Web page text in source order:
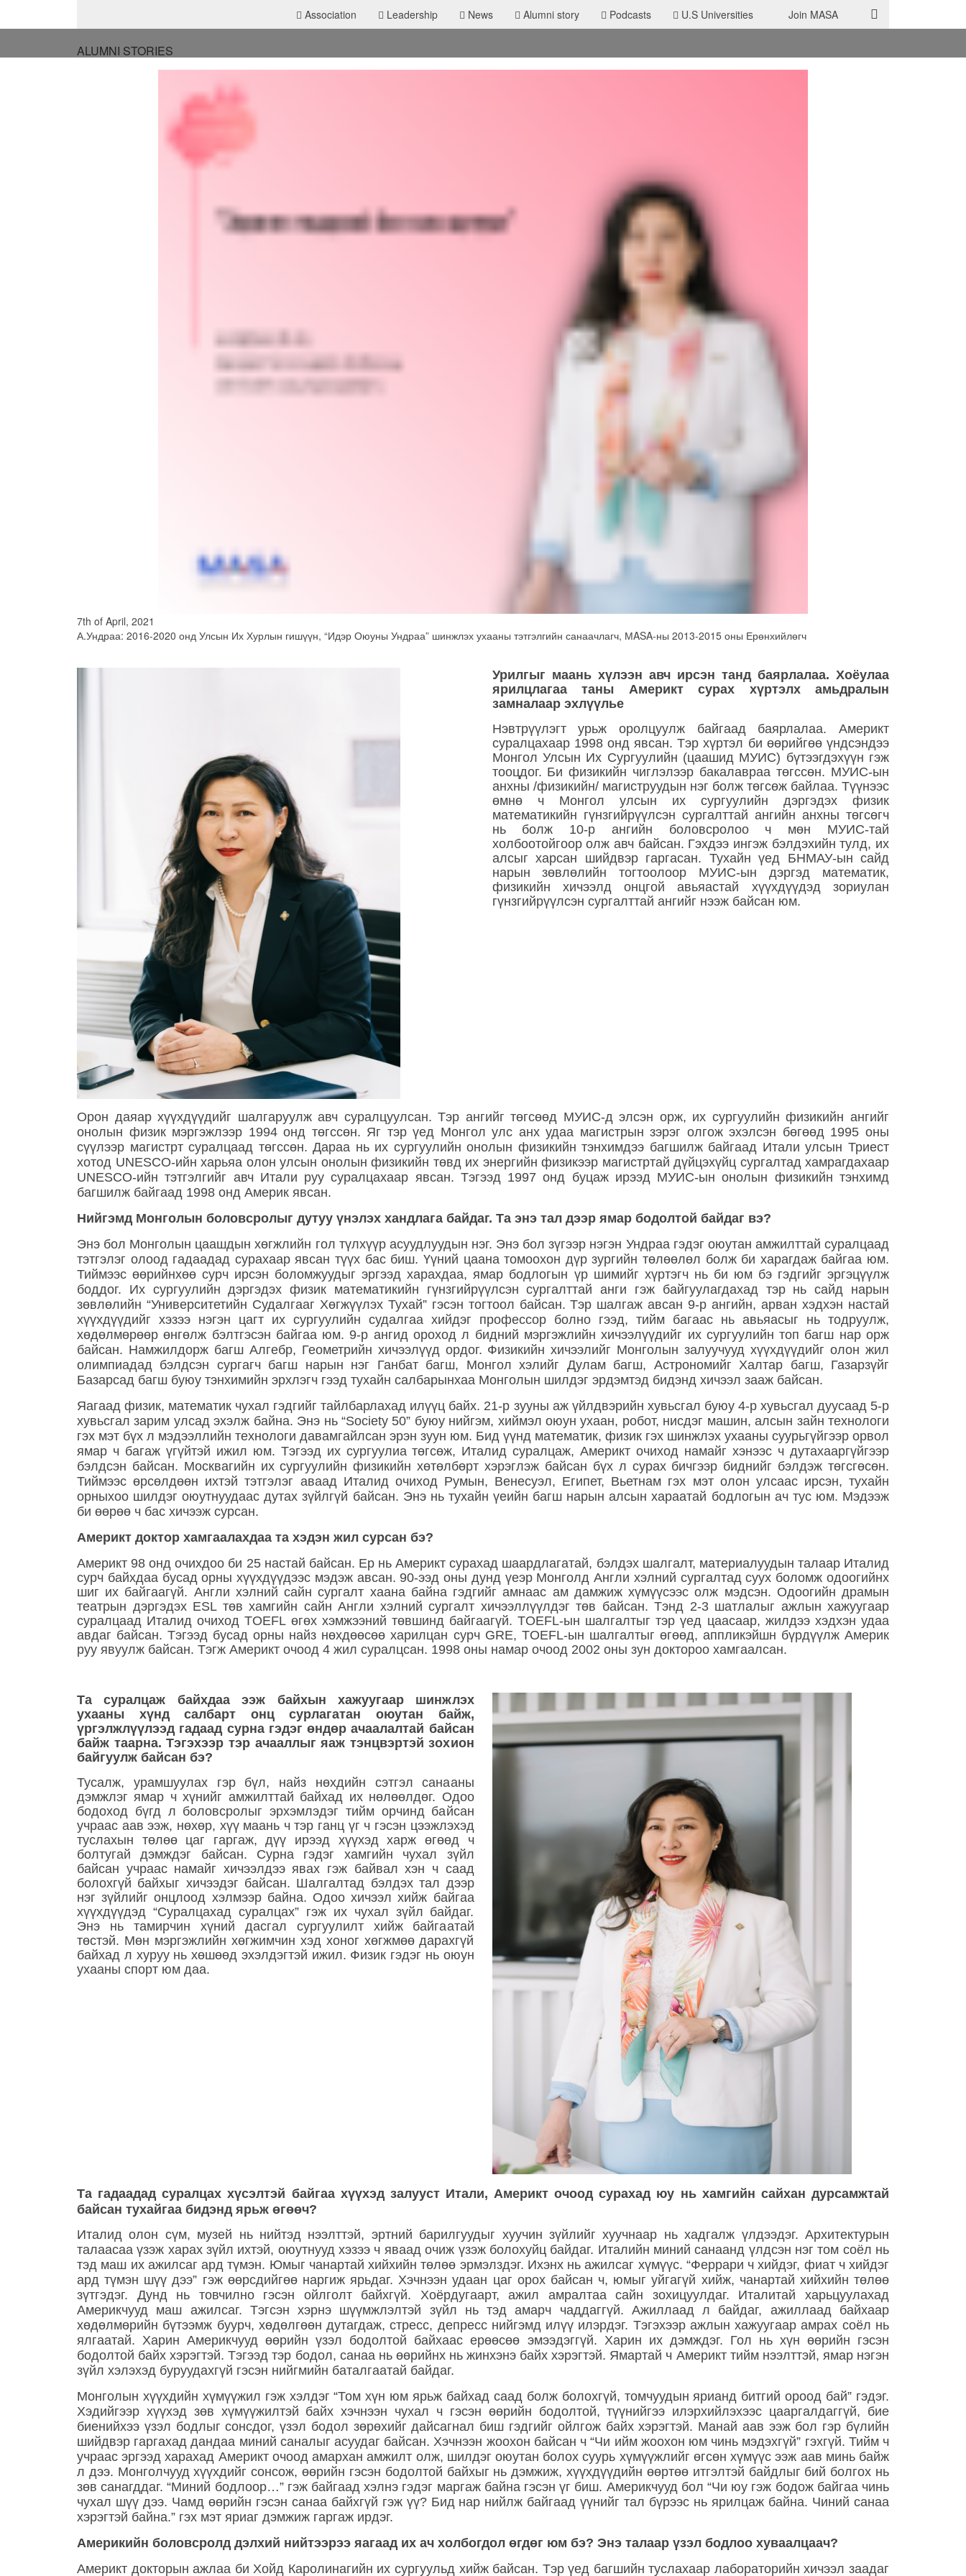
Association Leadership News Alumni story Podcasts U.S Universities Join MASA
ALUMNI STORIES
7th of April, 2021
А.Ундраа: 2016-2020 онд Улсын Их Хурлын гишүүн, “Идэр Оюуны Ундраа” шинжлэх ухааны тэтгэлгийн санаачлагч, МASA-ны 2013-2015 оны Ерөнхийлөгч
Урилгыг маань хүлээн авч ирсэн танд баярлалаа. Хоёулаа
ярилцлагаа таны Америкт сурах хүртэлх амьдралын
замналаар эхлүүлье
Нэвтрүүлэгт урьж оролцуулж байгаад баярлалаа. Америкт
суралцахаар 1998 онд явсан. Тэр хүртэл би өөрийгөө үндсэндээ
Монгол Улсын Их Сургуулийн (цаашид МУИС) бүтээгдэхүүн гэж
тооцдог. Би физикийн чиглэлээр бакалавраа төгссөн. МУИС-ын
анхны /физикийн/ магиструудын нэг болж төгсөж байлаа. Түүнээс
өмнө ч Монгол улсын их сургуулийн дэргэдэх физик
математикийн гүнзгийрүүлсэн сургалттай ангийн анхны төгсөгч
нь болж 10-р ангийн боловсролоо ч мөн МУИС-тай
холбоотойгоор олж авч байсан. Гэхдээ ингэж бэлдэхийн тулд, их
алсыг харсан шийдвэр гаргасан. Тухайн үед БНМАУ-ын сайд
нарын зөвлөлийн тогтоолоор МУИС-ын дэргэд математик,
физикийн хичээлд онцгой авьяастай хүүхдүүдэд зориулан
гүнзгийрүүлсэн сургалттай ангийг нээж байсан юм.
Орон даяар хүүхдүүдийг шалгаруулж авч суралцуулсан. Тэр ангийг төгсөөд МУИС-д элсэн орж, их сургуулийн физикийн ангийг
онолын физик мэргэжлээр 1994 онд төгссөн. Яг тэр үед Монгол улс анх удаа магистрын зэрэг олгож эхэлсэн бөгөөд 1995 оны
сүүлээр магистрт суралцаад төгссөн. Дараа нь их сургуулийн онолын физикийн тэнхимдээ багшилж байгаад Итали улсын Триест
хотод UNESCO-ийн харьяа олон улсын онолын физикийн төвд их энергийн физикээр магистртай дүйцэхүйц сургалтад хамрагдахаар
UNESCO-ийн тэтгэлгийг авч Итали руу суралцахаар явсан. Тэгээд 1997 онд буцаж ирээд МУИС-ын онолын физикийн тэнхимд
багшилж байгаад 1998 онд Америк явсан.
Нийгэмд Монголын боловсролыг дутуу үнэлэх хандлага байдаг. Та энэ тал дээр ямар бодолтой байдаг вэ?
Энэ бол Монголын цаашдын хөгжлийн гол түлхүүр асуудлуудын нэг. Энэ бол зүгээр нэгэн Ундраа гэдэг оюутан амжилттай суралцаад
тэтгэлэг олоод гадаадад сурахаар явсан түүх бас биш. Үүний цаана томоохон дүр зургийн төлөөлөл болж би харагдаж байгаа юм.
Тиймээс өөрийнхөө сурч ирсэн боломжуудыг эргээд харахдаа, ямар бодлогын үр шимийг хүртэгч нь би юм бэ гэдгийг эргэцүүлж
боддог. Их сургуулийн дэргэдэх физик математикийн гүнзгийрүүлсэн сургалттай анги гэж байгуулагдахад тэр нь сайд нарын
зөвлөлийн “Университетийн Судалгааг Хөгжүүлэх Тухай” гэсэн тогтоол байсан. Тэр шалгаж авсан 9-р ангийн, арван хэдхэн настай
хүүхдүүдийг хэзээ нэгэн цагт их сургуулийн судалгаа хийдэг профессор болно гээд, тийм багаас нь авьяасыг нь тодруулж,
хөдөлмөрөөр өнгөлж бэлтгэсэн байгаа юм. 9-р ангид ороход л бидний мэргэжлийн хичээлүүдийг их сургуулийн топ багш нар орж
байсан. Намжилдорж багш Алгебр, Геометрийн хичээлүүд ордог. Физикийн хичээлийг Монголын залуучууд хүүхдүүдийг олон жил
олимпиадад бэлдсэн сургагч багш нарын нэг Ганбат багш, Монгол хэлийг Дулам багш, Астрономийг Халтар багш, Газарзүйг
Базарсад багш буюу тэнхимийн эрхлэгч гээд тухайн салбарынхаа Монголын шилдэг эрдэмтэд бидэнд хичээл зааж байсан.
Яагаад физик, математик чухал гэдгийг тайлбарлахад илүүц байх. 21-р зууны аж үйлдвэрийн хувьсгал буюу 4-р хувьсгал дуусаад 5-р
хувьсгал зарим улсад эхэлж байна. Энэ нь “Society 50” буюу нийгэм, хиймэл оюун ухаан, робот, нисдэг машин, алсын зайн технологи
гэх мэт бүх л мэдээллийн технологи давамгайлсан эрэн зуун юм. Бид үүнд математик, физик гэх шинжлэх ухааны суурьгүйгээр орвол
ямар ч багаж үгүйтэй ижил юм. Тэгээд их сургуулиа төгсөж, Италид суралцаж, Америкт очиход намайг хэнээс ч дутахааргүйгээр
бэлдсэн байсан. Москвагийн их сургуулийн физикийн хөтөлбөрт хэрэглэж байсан бүх л сурах бичгээр биднийг бэлдэж төгсгөсөн.
Тиймээс өрсөлдөөн ихтэй тэтгэлэг аваад Италид очиход Румын, Венесуэл, Египет, Вьетнам гэх мэт олон улсаас ирсэн, тухайн
орныхоо шилдэг оюутнуудаас дутах зүйлгүй байсан. Энэ нь тухайн үеийн багш нарын алсын хараатай бодлогын ач тус юм. Мэдээж
би өөрөө ч бас хичээж сурсан.
Америкт доктор хамгаалахдаа та хэдэн жил сурсан бэ?
Америкт 98 онд очихдоо би 25 настай байсан. Ер нь Америкт сурахад шаардлагатай, бэлдэх шалгалт, материалуудын талаар Италид
сурч байхдаа бусад орны хүүхдүүдээс мэдэж авсан. 90-ээд оны дунд үеэр Монголд Англи хэлний сургалтад суух боломж одоогийнх
шиг их байгаагүй. Англи хэлний сайн сургалт хаана байна гэдгийг амнаас ам дамжиж хүмүүсээс олж мэдсэн. Одоогийн драмын
театрын дэргэдэх ESL төв хамгийн сайн Англи хэлний сургалт хичээллүүлдэг төв байсан. Тэнд 2-3 шатлалыг ажлын хажуугаар
суралцаад Италид очиход TOEFL өгөх хэмжээний төвшинд байгаагүй. TOEFL-ын шалгалтыг тэр үед цаасаар, жилдээ хэдхэн удаа
авдаг байсан. Тэгээд бусад орны найз нөхдөөсөө харилцан сурч GRE, TOEFL-ын шалгалтыг өгөөд, аппликэйшн бүрдүүлж Америк
руу явуулж байсан. Тэгж Америкт очоод 4 жил суралцсан. 1998 оны намар очоод 2002 оны зун доктороо хамгаалсан.
Та суралцаж байхдаа ээж байхын хажуугаар шинжлэх
ухааны хүнд салбарт онц сурлагатан оюутан байж,
үргэлжлүүлээд гадаад сурна гэдэг өндөр ачаалалтай байсан
байж таарна. Тэгэхээр тэр ачааллыг яаж тэнцвэртэй зохион
байгуулж байсан бэ?
Тусалж, урамшуулах гэр бүл, найз нөхдийн сэтгэл санааны
дэмжлэг ямар ч хүнийг амжилттай байхад их нөлөөлдөг. Одоо
бодоход бүгд л боловсролыг эрхэмлэдэг тийм орчинд байсан
учраас аав ээж, нөхөр, хүү маань ч тэр ганц үг ч гэсэн цээжлэхэд
туслахын төлөө цаг гаргаж, дүү ирээд хүүхэд харж өгөөд ч
болтугай дэмждэг байсан. Сурна гэдэг хамгийн чухал зүйл
байсан учраас намайг хичээлдээ явах гэж байвал хэн ч саад
болохгүй байхыг хичээдэг байсан. Шалгалтад бэлдэх тал дээр
нэг зүйлийг онцлоод хэлмээр байна. Одоо хичээл хийж байгаа
хүүхдүүдэд “Суралцахад суралцах” гэж их чухал зүйл байдаг.
Энэ нь тамирчин хүний дасгал сургуулилт хийж байгаатай
төстэй. Мөн мэргэжлийн хөгжимчин хэд хоног хөгжмөө дарахгүй
байхад л хуруу нь хөшөөд эхэлдэгтэй ижил. Физик гэдэг нь оюун
ухааны спорт юм даа.
Та гадаадад суралцах хүсэлтэй байгаа хүүхэд залууст Итали, Америкт очоод сурахад юу нь хамгийн сайхан дурсамжтай
байсан тухайгаа бидэнд ярьж өгөөч?
Италид олон сүм, музей нь нийтэд нээлттэй, эртний барилгуудыг хуучин зүйлийг хуучнаар нь хадгалж үлдээдэг. Архитектурын
талаасаа үзэж харах зүйл ихтэй, оюутнууд хэзээ ч яваад очиж үзэж болохуйц байдаг. Италийн миний санаанд үлдсэн нэг том соёл нь
тэд маш их ажилсаг ард түмэн. Юмыг чанартай хийхийн төлөө эрмэлздэг. Ихэнх нь ажилсаг хүмүүс. “Феррари ч хийдэг, фиат ч хийдэг
ард түмэн шүү дээ” гэж өөрсдийгөө наргиж ярьдаг. Хэчнээн удаан цаг орох байсан ч, юмыг уйгагүй хийж, чанартай хийхийн төлөө
зүтгэдэг. Дунд нь товчилно гэсэн ойлголт байхгүй. Хоёрдугаарт, ажил амралтаа сайн зохицуулдаг. Италитай харьцуулахад
Америкчууд маш ажилсаг. Тэгсэн хэрнэ шүүмжлэлтэй зүйл нь тэд амарч чаддаггүй. Ажиллаад л байдаг, ажиллаад байхаар
хөдөлмөрийн бүтээмж буурч, хөдөлгөөн дутагдаж, стресс, депресс нийгэмд илүү илэрдэг. Тэгэхээр ажлын хажуугаар амрах соёл нь
ялгаатай. Харин Америкчууд өөрийн үзэл бодолтой байхаас ерөөсөө эмээдэггүй. Харин их дэмждэг. Гол нь хүн өөрийн гэсэн
бодолтой байх хэрэгтэй. Тэгээд тэр бодол, санаа нь өөрийнх нь жинхэнэ байх хэрэгтэй. Ямартай ч Америкт тийм нээлттэй, ямар нэгэн
зүйл хэлэхэд буруудахгүй гэсэн нийгмийн баталгаатай байдаг.
Монголын хүүхдийн хүмүүжил гэж хэлдэг “Том хүн юм ярьж байхад саад болж болохгүй, томчуудын ярианд битгий ороод бай” гэдэг.
Хэдийгээр хүүхэд зөв хүмүүжилтэй байх хэчнээн чухал ч гэсэн өөрийн бодолтой, түүнийгээ илэрхийлэхээс цааргалдаггүй, бие
биенийхээ үзэл бодлыг сонсдог, үзэл бодол зөрөхийг дайсагнал биш гэдгийг ойлгож байх хэрэгтэй. Манай аав ээж бол гэр бүлийн
шийдвэр гаргахад дандаа миний саналыг асуудаг байсан. Хэчнээн жоохон байсан ч “Чи ийм жоохон юм чинь мэдэхгүй” гэхгүй. Тийм ч
учраас эргээд харахад Америкт очоод амархан амжилт олж, шилдэг оюутан болох суурь хүмүүжлийг өгсөн хүмүүс ээж аав минь байж
л дээ. Монголчууд хүүхдийг сонсож, өөрийн гэсэн бодолтой байхыг нь дэмжиж, хүүхдүүдийн өөртөө итгэлтэй байдлыг бий болгох нь
зөв санагддаг. “Миний бодлоор…” гэж байгаад хэлнэ гэдэг маргаж байна гэсэн үг биш. Америкчууд бол “Чи юу гэж бодож байгаа чинь
чухал шүү дээ. Чамд өөрийн гэсэн санаа байхгүй гэж үү? Бид нар нийлж байгаад үүнийг тал бүрээс нь ярилцаж байна. Чиний санаа
хэрэгтэй байна.” гэх мэт яриаг дэмжиж гаргаж ирдэг.
Америкийн боловсролд дэлхий нийтээрээ яагаад их ач холбогдол өгдөг юм бэ? Энэ талаар үзэл бодлоо хуваалцаач?
Америкт докторын ажлаа би Хойд Каролинагийн их сургуульд хийж байсан. Тэр үед багшийн туслахаар лабораторийн хичээл заадаг